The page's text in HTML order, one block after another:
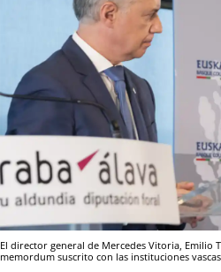
El director general de Mercedes Vitoria,
memordum suscrito con las instituciones